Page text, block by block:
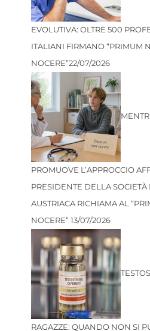
EVOLUTIVA: OLTRE 500
ITALIANI FIRMANO “PRIMUM
NOCERE”22/07/2026
PROMUOVE L’APPROCCIO
PRESIDENTE DELLA SOCIETÀ
AUSTRIACA RICHIAMA AL
NOCERE”13/07/2026
RAGAZZE: QUANDO NON SI